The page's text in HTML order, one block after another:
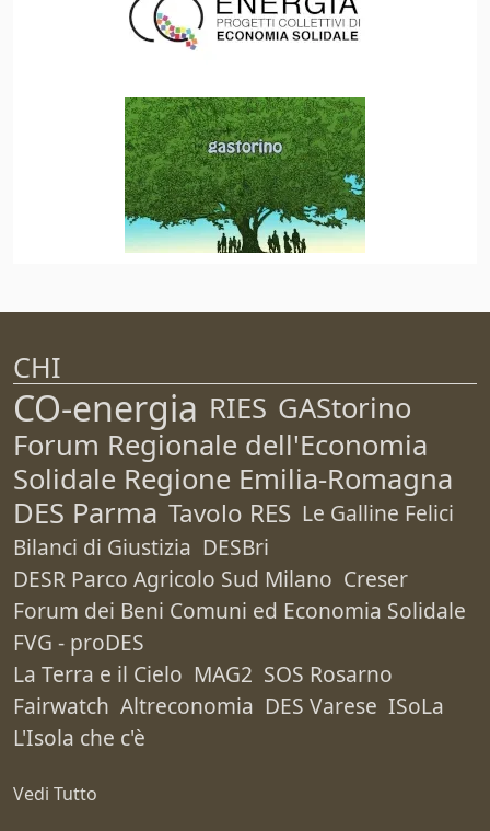
CHI
CO-energia RIES GAStorino
Forum Regionale dell'Economia
Solidale Regione Emilia-Romagna
DES Parma Tavolo RES Le Galline Felici
Bilanci di Giustizia DESBri
DESR Parco Agricolo Sud Milano Creser
Forum dei Beni Comuni ed Economia Solidale
FVG - proDES
La Terra e il Cielo MAG2 SOS Rosarno
Fairwatch Altreconomia DES Varese ISoLa
L'Isola che c'è
Vedi Tutto